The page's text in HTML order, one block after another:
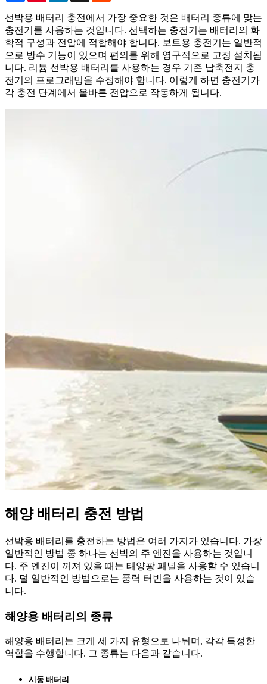
선박용 배터리 충전에서 가장 중요한 것은 배터리 종류에 맞는
충전기를 사용하는 것입니다. 선택하는 충전기는 배터리의 화
학적 구성과 전압에 적합해야 합니다. 보트용 충전기는 일반적
으로 방수 기능이 있으며 편의를 위해 영구적으로 고정 설치됩
니다. 리튬 선박용 배터리를 사용하는 경우 기존 납축전지 충
전기의 프로그래밍을 수정해야 합니다. 이렇게 하면 충전기가
각 충전 단계에서 올바른 전압으로 작동하게 됩니다.
해양 배터리 충전 방법
선박용 배터리를 충전하는 방법은 여러 가지가 있습니다. 가장
일반적인 방법 중 하나는 선박의 주 엔진을 사용하는 것입니
다. 주 엔진이 꺼져 있을 때는 태양광 패널을 사용할 수 있습니
다. 덜 일반적인 방법으로는 풍력 터빈을 사용하는 것이 있습
니다.
해양용 배터리의 종류
해양용 배터리는 크게 세 가지 유형으로 나뉘며, 각각 특정한
역할을 수행합니다. 그 종류는 다음과 같습니다.
시동 배터리